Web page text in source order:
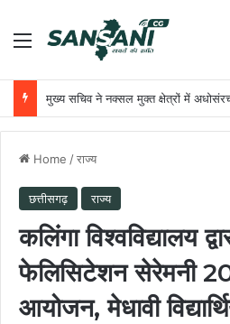
Menu
Home /राज्य
छत्तीसगढ़ राज्य
कलिंगा विश्वविद्यालय
फेलिसिटेशन सेरेमनी
आयोजन, मेधावी